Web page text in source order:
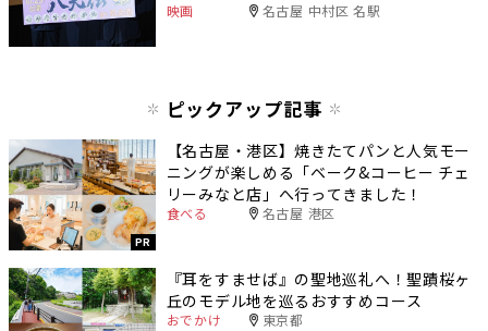
映画 名古屋 中村区 名駅
ピックアップ記事
PR
【名古屋・港区】焼きたてパンと人気モー
ニングが楽しめる「ベーク&コーヒー チェ
リーみなと店」へ行ってきました！
食べる 名古屋 港区
『耳をすませば』の聖地巡礼へ！聖蹟桜ヶ
丘のモデル地を巡るおすすめコース
おでかけ 東京都